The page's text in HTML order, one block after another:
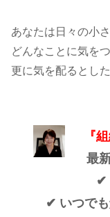
あなたは日々の小
どんなことに気を
更に気を配るとし
『
最
✔
✔ いつでも